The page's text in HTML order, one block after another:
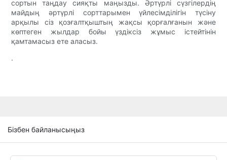
сортын таңдау сияқты маңызды. Әртүрлі сүзгілердің
майдың әртүрлі сорттарымен үйлесімділігін түсіну
арқылы сіз қозғалтқыштың жақсы қорғалғанын және
көптеген жылдар бойы үздіксіз жұмыс істейтінін
қамтамасыз ете аласыз.
.
Бізбен байланысыңыз